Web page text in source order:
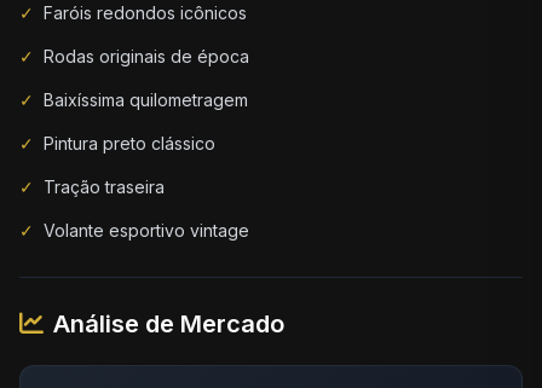
✓ Faróis redondos icônicos
✓ Rodas originais de época
✓ Baixíssima quilometragem
✓ Pintura preto clássico
✓ Tração traseira
✓ Volante esportivo vintage
Análise de Mercado